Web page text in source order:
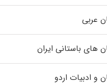
عربی
های باستانی ایران
و ادبیات اردو